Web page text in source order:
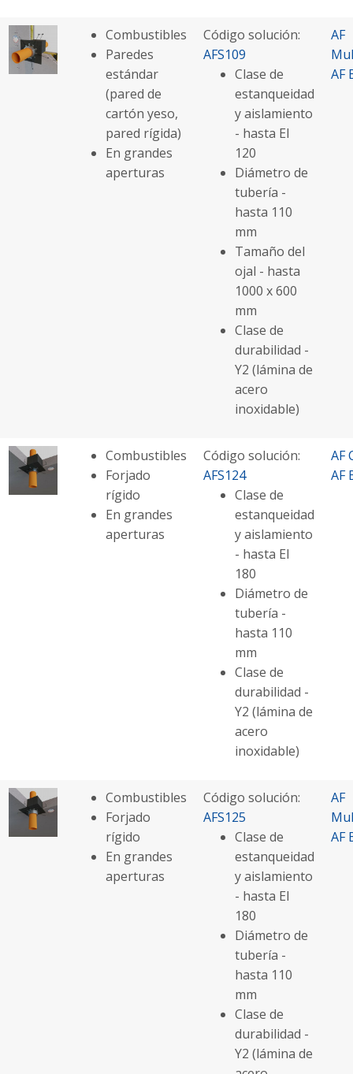
Combustibles
Paredes
estándar
(pared de
cartón yeso,
pared rígida)
En grandes
aperturas
Código solución:
AFS109
Clase de
estanqueidad
y aislamiento
- hasta EI
120
Diámetro de
tubería -
hasta 110
mm
Tamaño del
ojal - hasta
1000 x 600
mm
Clase de
durabilidad -
Y2 (lámina de
acero
inoxidable)
AF
AF
Combustibles
Forjado
rígido
En grandes
aperturas
Código solución:
AFS124
Clase de
estanqueidad
y aislamiento
- hasta EI
180
Diámetro de
tubería -
hasta 110
mm
Clase de
durabilidad -
Y2 (lámina de
acero
inoxidable)
AF
AF
Combustibles
Forjado
rígido
En grandes
aperturas
Código solución:
AFS125
Clase de
estanqueidad
y aislamiento
- hasta EI
180
Diámetro de
tubería -
hasta 110
mm
Clase de
durabilidad -
Y2 (lámina de
AF
AF